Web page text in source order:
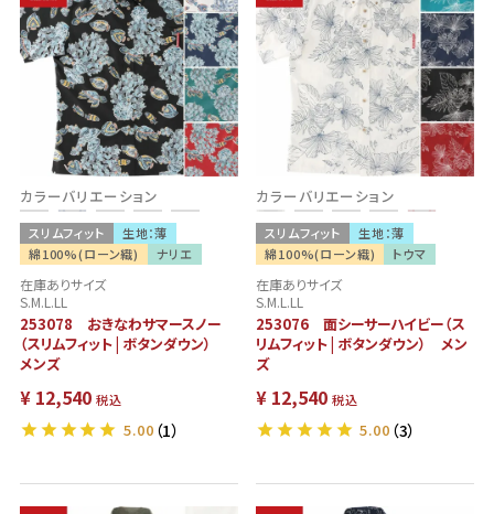
カラーバリエーション
スリムフィット
生地：薄
綿100%(ローン織)
ナリエ
在庫ありサイズ
S.M.L.LL
253078 おきなわサマースノー
（スリムフィット | ボタンダウン）
メンズ
¥ 12,540 税込
5.00 （1）
カラーバリエーション
スリムフィット
生地：薄
綿100%(ローン織)
トウマ
在庫ありサイズ
S.M.L.LL
253076 面シーサーハイビー（ス
リムフィット | ボタンダウン） メン
ズ
¥ 12,540 税込
5.00 （3）